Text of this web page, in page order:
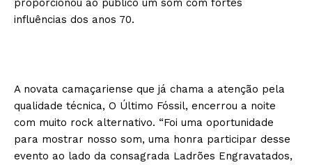
proporcionou ao público um som com fortes
influências dos anos 70.
A novata camaçariense que já chama a atenção pela
qualidade técnica, O Último Fóssil, encerrou a noite
com muito rock alternativo. “Foi uma oportunidade
para mostrar nosso som, uma honra participar desse
evento ao lado da consagrada Ladrões Engravatados,